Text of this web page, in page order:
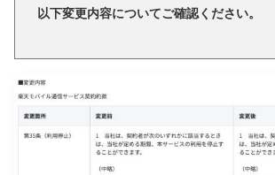
以下変更内容についてご確認ください。